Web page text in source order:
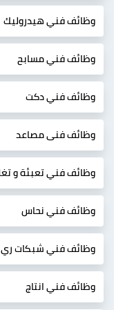
وظائف فني هيدروليك
وظائف فني مسابح
وظائف فني دكت
وظائف فنى مصاعد
وظائف فني تعبئة و
وظائف فني نحاس
وظائف فني شبكات ري
وظائف فني انتاج